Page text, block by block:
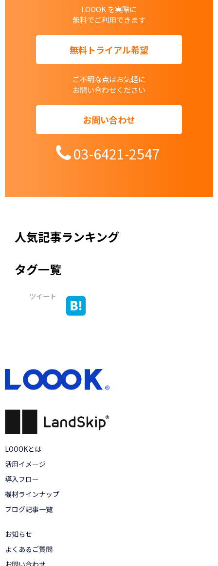
LOOOK を実際に
無料でご利用できます
無料トライアル希望
ご不明な点はお気軽に
お問い合わせください
お問い合わせ
03-6421-2547
人気記事ランキング
タグ一覧
ツイート
LOOOKとは
活用イメージ
導入フロー
機材ラインナップ
ブログ記事一覧
お知らせ
よくあるご質問
お問い合わせ